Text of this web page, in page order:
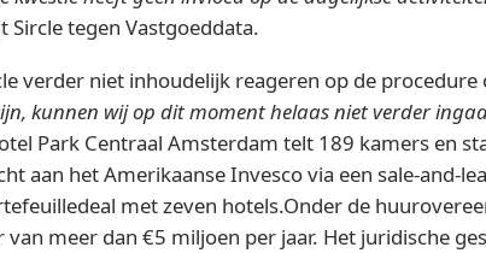
Sircle tegen Vastgoeddata.
verder niet inhoudelijk reageren op de
kunnen wij op dit moment helaas niet verder
Park Centraal Amsterdam telt 189 kamers en
aan het Amerikaanse Invesco via een sale-and-
met zeven hotels.Onder de
meer dan €5 miljoen per jaar. Het juridische